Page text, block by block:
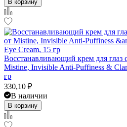
В корзину
Восстанавливающий крем для глаз
Mistine, Invisible Anti-Puffiness &
гр
330,10 ₽
В наличии
В корзину